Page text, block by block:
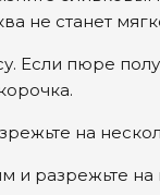
не станет
Если пюре
на
и разрежьте